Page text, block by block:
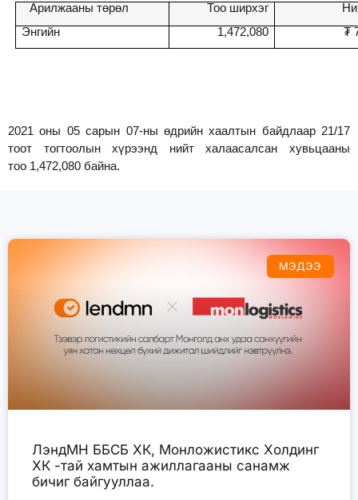
Арилжааны төрөл Тоо ширхэг
Энгийн
1,472,080 ₮
2021 оны 05сарын 07-ны өдрийн хаалтын байдлаар 21/17
тоот тогтоолын хүрээнд нийт халаасалсан хувьцааны
тоо 1,472,080 байна.
МЭДЭЭ
ЛэндМН ББСБ ХК, Монложистикс Холдинг
ХК -тай хамтын ажиллагааны санамж
бичиг байгууллаа.